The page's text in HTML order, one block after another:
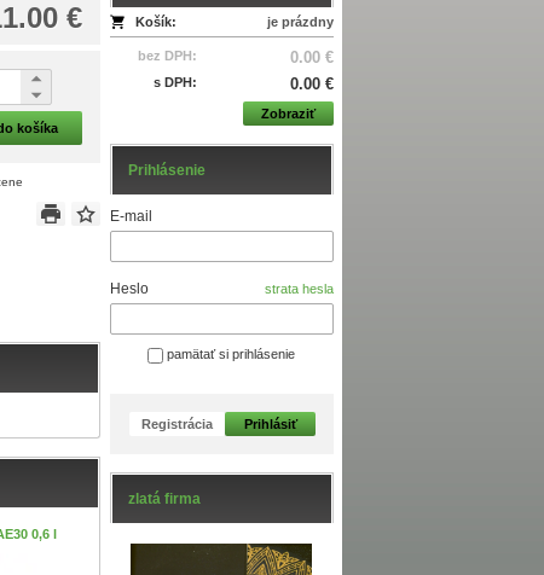
Košík: je prázdny
bez DPH: 0.00 €
s DPH: 0.00 €
Zobraziť
Prihlásenie
E-mail
Heslo strata hesla
pamätať si prihlásenie
Registrácia Prihlásiť
zlatá firma
€
košíka
0,6 l